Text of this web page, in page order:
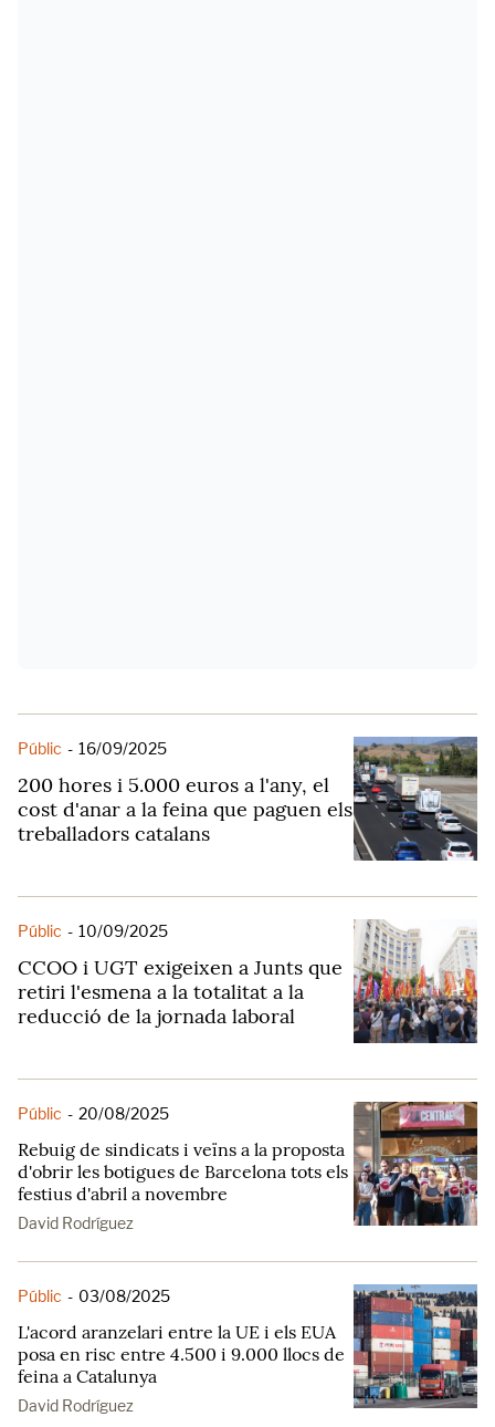
Públic - 16/09/2025
200 hores i 5.000 euros a l'any, el
cost d'anar a la feina que paguen els
treballadors catalans
Públic - 10/09/2025
CCOO i UGT exigeixen a Junts que
retiri l'esmena a la totalitat a la
reducció de la jornada laboral
Públic - 20/08/2025
Rebuig de sindicats i veïns a la proposta
d'obrir les botigues de Barcelona tots els
festius d'abril a novembre
David Rodríguez
Públic - 03/08/2025
L'acord aranzelari entre la UE i els EUA
posa en risc entre 4.500 i 9.000 llocs de
feina a Catalunya
David Rodríguez